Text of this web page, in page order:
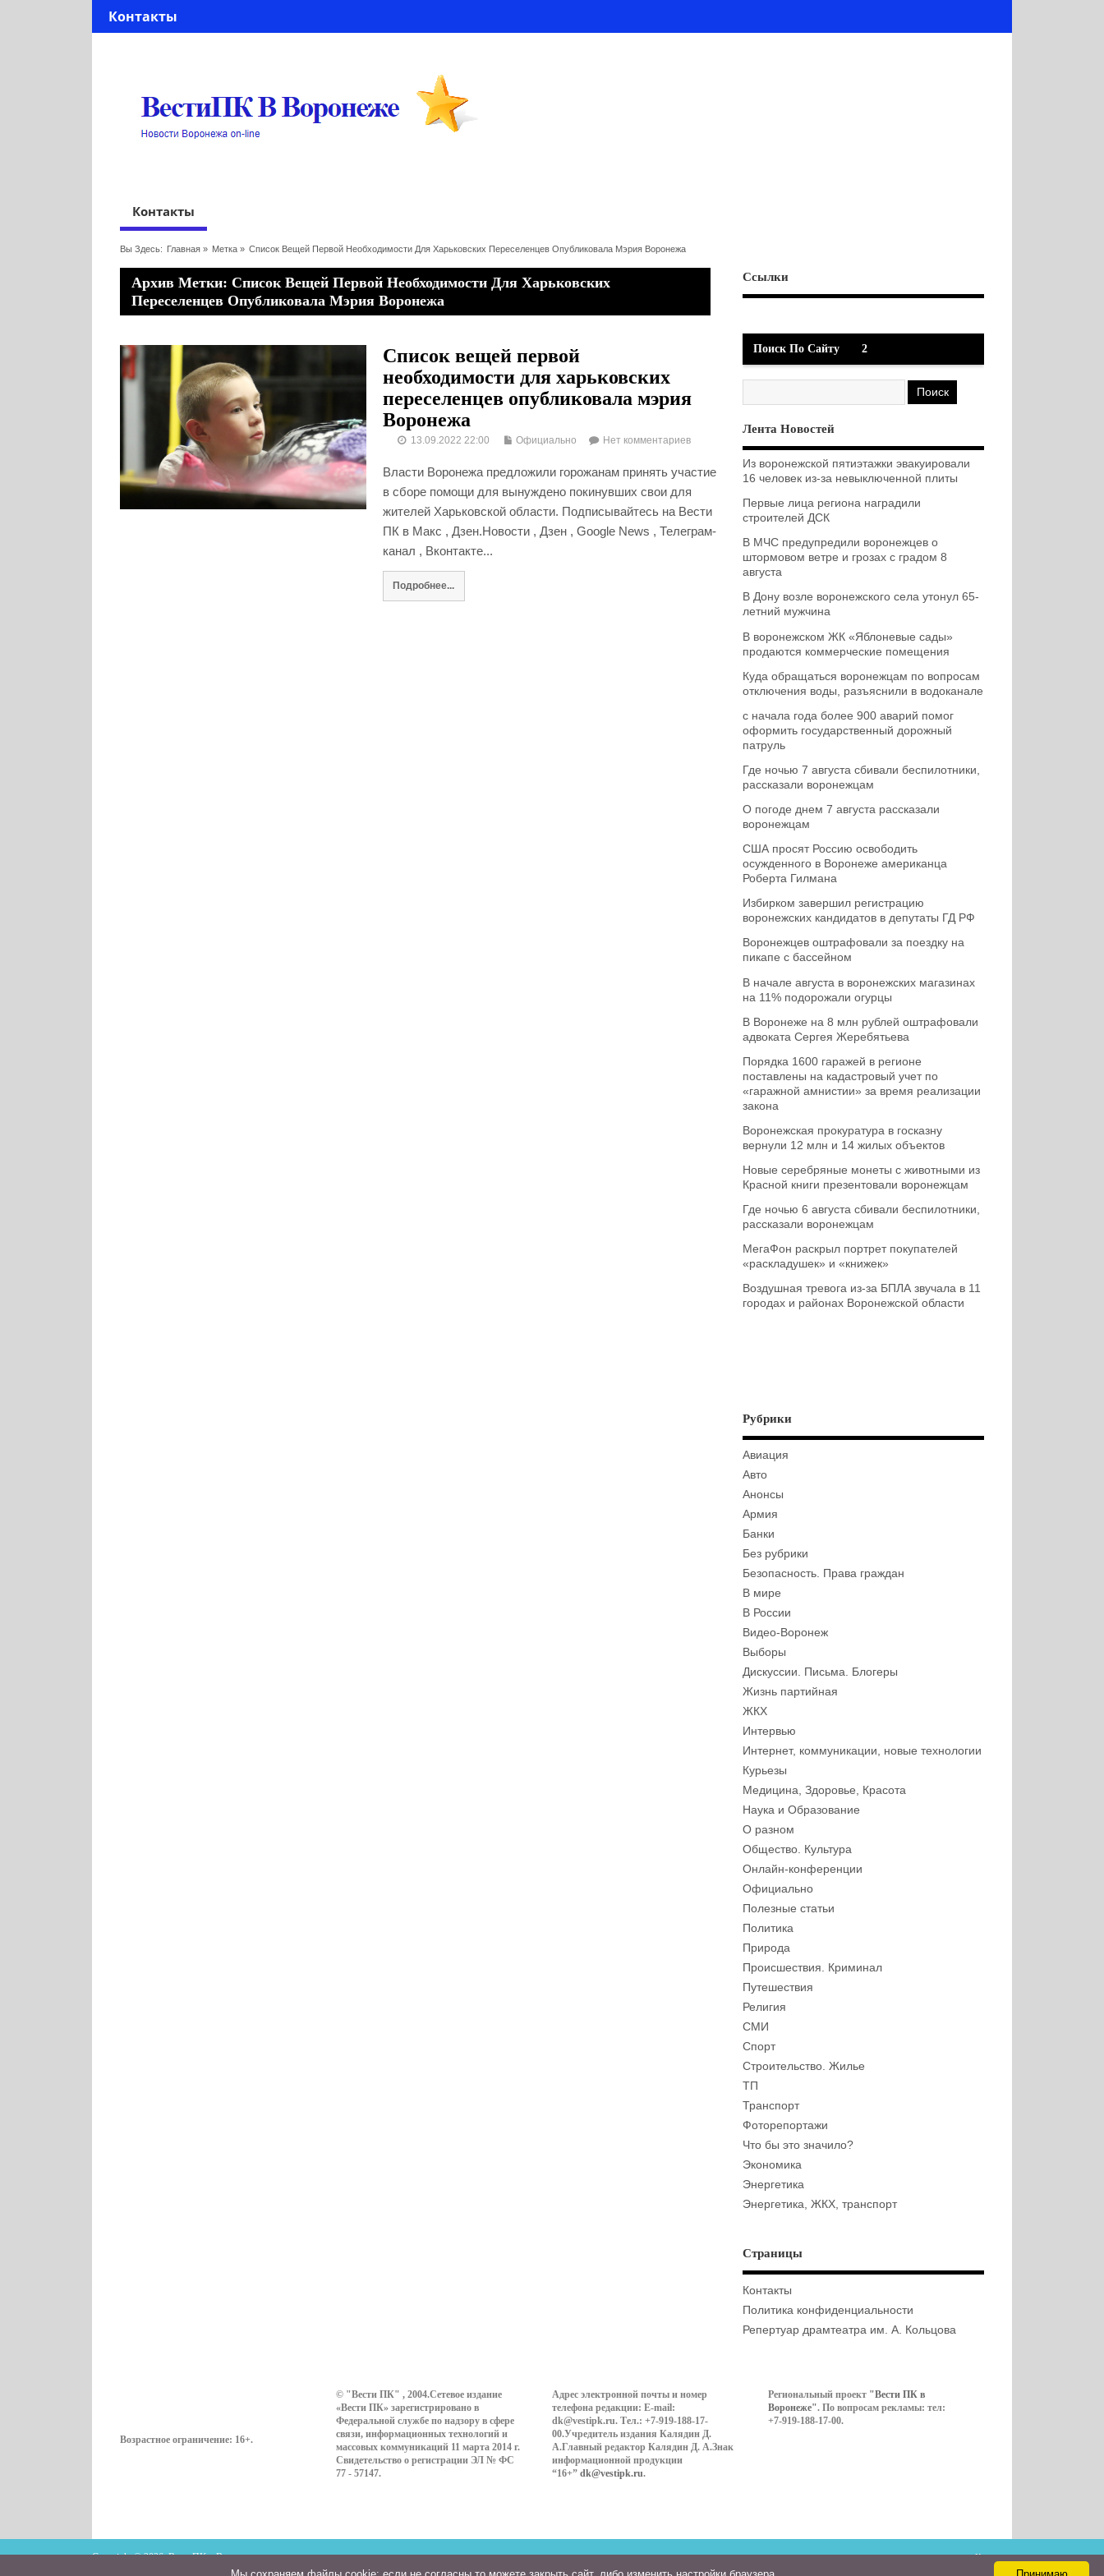
Контакты
Контакты
Вы Здесь: Главная» Метка » Список Вещей Первой Необходимости Для Харьковских Переселенцев Опубликовала Мэрия Воронежа
Архив Метки: Список Вещей Первой Необходимости Для Харьковских
Переселенцев Опубликовала Мэрия Воронежа
Список вещей первой
необходимости для харьковских
переселенцев опубликовала мэрия
Воронежа
13.09.2022 22:00 Официально Нет комментариев
Власти Воронежа предложили горожанам принять участие
в сборе помощи для вынуждено покинувших свои для
жителей Харьковской области. Подписывайтесь на Вести
ПК в Макс , Дзен.Новости , Дзен , Google News , Телеграм-
канал , Вконтакте...
Подробнее...
Ссылки
Поиск По Сайту 2
Лента Новостей
Из воронежской пятиэтажки эвакуировали
16 человек из-за невыключенной плиты
Первые лица региона наградили
строителей ДСК
В МЧС предупредили воронежцев о
штормовом ветре и грозах с градом 8
августа
В Дону возле воронежского села утонул 65-
летний мужчина
В воронежском ЖК «Яблоневые сады»
продаются коммерческие помещения
Куда обращаться воронежцам по вопросам
отключения воды, разъяснили в водоканале
с начала года более 900 аварий помог
оформить государственный дорожный
патруль
Где ночью 7 августа сбивали беспилотники,
рассказали воронежцам
О погоде днем 7 августа рассказали
воронежцам
США просят Россию освободить
осужденного в Воронеже американца
Роберта Гилмана
Избирком завершил регистрацию
воронежских кандидатов в депутаты ГД РФ
Воронежцев оштрафовали за поездку на
пикапе с бассейном
В начале августа в воронежских магазинах
на 11% подорожали огурцы
В Воронеже на 8 млн рублей оштрафовали
адвоката Сергея Жеребятьева
Порядка 1600 гаражей в регионе
поставлены на кадастровый учет по
«гаражной амнистии» за время реализации
закона
Воронежская прокуратура в госказну
вернули 12 млн и 14 жилых объектов
Новые серебряные монеты с животными из
Красной книги презентовали воронежцам
Где ночью 6 августа сбивали беспилотники,
рассказали воронежцам
МегаФон раскрыл портрет покупателей
«раскладушек» и «книжек»
Воздушная тревога из-за БПЛА звучала в 11
городах и районах Воронежской области
Рубрики
Авиация
Авто
Анонсы
Армия
Банки
Без рубрики
Безопасность. Права граждан
В мире
В России
Видео-Воронеж
Выборы
Дискуссии. Письма. Блогеры
Жизнь партийная
ЖКХ
Интервью
Интернет, коммуникации, новые технологии
Курьезы
Медицина, Здоровье, Красота
Наука и Образование
О разном
Общество. Культура
Онлайн-конференции
Официально
Полезные статьи
Политика
Природа
Происшествия. Криминал
Путешествия
Религия
СМИ
Спорт
Строительство. Жилье
ТП
Транспорт
Фоторепортажи
Что бы это значило?
Экономика
Энергетика
Энергетика, ЖКХ, транспорт
Страницы
Контакты
Политика конфиденциальности
Репертуар драмтеатра им. А. Кольцова
Возрастное ограничение: 16+.
© "Вести ПК" , 2004.Сетевое издание
«Вести ПК» зарегистрировано в
Федеральной службе по надзору в сфере
связи, информационных технологий и
массовых коммуникаций 11 марта 2014 г.
Свидетельство о регистрации ЭЛ № ФС
77 - 57147.
Адрес электронной почты и номер
телефона редакции: E-mail:
dk@vestipk.ru. Тел.: +7-919-188-17-
00.Учредитель издания Калядин Д.
А.Главный редактор Калядин Д. А.Знак
информационной продукции
“16+” dk@vestipk.ru.
Региональный проект "Вести ПК в
Воронеже". По вопросам рекламы: тел:
+7-919-188-17-00.
Copyright © 2026. ВестиПК в Воронеже Контакты